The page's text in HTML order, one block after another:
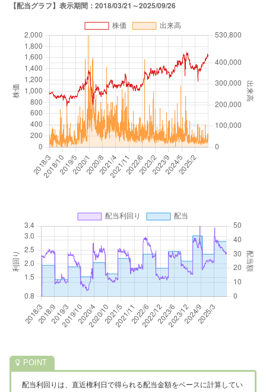
配当利回りは、直近権利日で得られる配当金額をベースに計算してい